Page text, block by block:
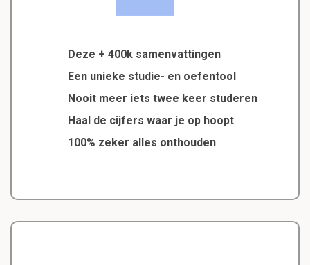
Deze + 400k samenvattingen
Een unieke studie- en oefentool
Nooit meer iets twee keer studeren
Haal de cijfers waar je op hoopt
100% zeker alles onthouden